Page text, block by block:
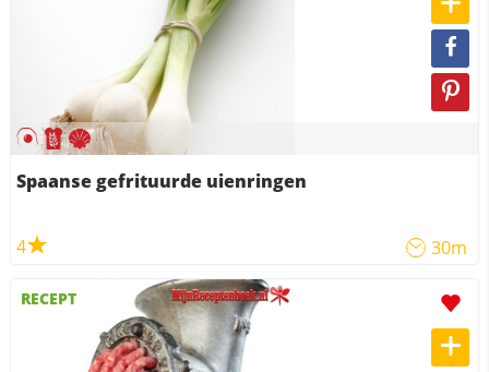
Spaanse gefrituurde uienringen
4 30m
RECEPT